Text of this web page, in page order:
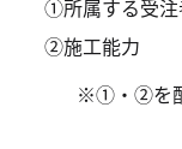
①所属する受
②施工能力
※①・②を配